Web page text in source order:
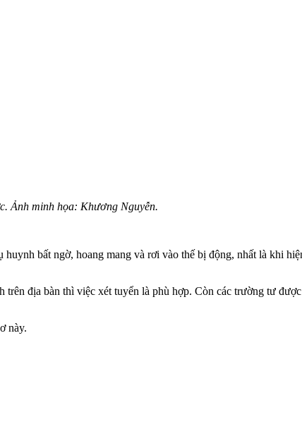
Ảnh minh họa: Khương Nguyễn.
bất ngờ, hoang mang và rơi vào thế bị động, nhất là khi
địa bàn thì việc xét tuyển là phù hợp. Còn các trường tư
này.